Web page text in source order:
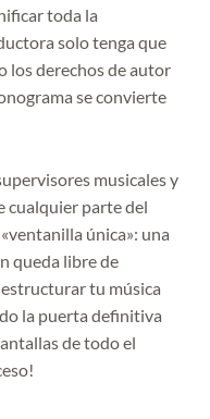
toda la
solo tenga que
los derechos de autor
se convierte
musicales y
cualquier parte del
única»: una
queda libre de
tu música
la puerta definitiva
de todo el